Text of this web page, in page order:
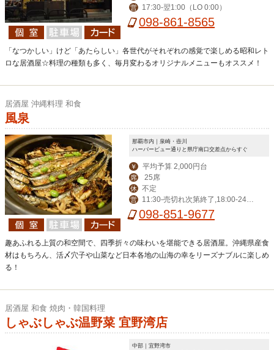
営 17:30-翌1:00（LO 0:00）
098-861-8565
「なつかしい」けど「あたらしい」各世代がそれぞれの感覚で楽しめる昭和レト
ロな居酒屋☆料理の種類も多く、毎月変わるオリジナルメニューもオススメ！
居酒屋 沖縄料理 和食
風泉
那覇市内｜泉崎・壺川
ハーバービュー通りと県庁南口交差点からすぐ
￥ 平均予算 2,000円台
席 25席
休 不定
営
11:30-売切れ次第終了,18:00-24:0
0（LO 23:30）
098-851-9677
趣あふれる上質の和空間で、四季折々の味わいを堪能できる居酒屋。沖縄県産食
材はもちろん、活〆穴子や山菜など日本各地の山海の幸をリーズナブルに楽しめ
る！
居酒屋 和食 焼肉・韓国料理
しゃぶしゃぶ温野菜 宜野湾店
中部｜宜野湾市